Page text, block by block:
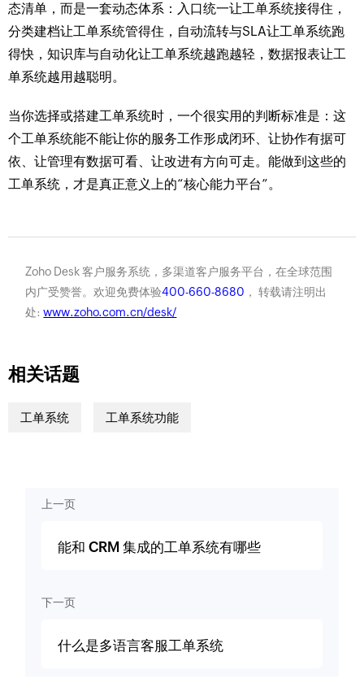
态清单，而是一套动态体系：入口统一让工单系统接得住，
分类建档让工单系统管得住，自动流转与SLA让工单系统跑
得快，知识库与自动化让工单系统越跑越轻，数据报表让工
单系统越用越聪明。
当你选择或搭建工单系统时，一个很实用的判断标准是：这
个工单系统能不能让你的服务工作形成闭环、让协作有据可
依、让管理有数据可看、让改进有方向可走。能做到这些的
工单系统，才是真正意义上的“核心能力平台”。
Zoho Desk 客户服务系统，多渠道客户服务平台，在全球范围
内广受赞誉。欢迎免费体验400-660-8680 ， 转载请注明出
处:www.zoho.com.cn/desk/
相关话题
工单系统 工单系统功能
上一页
能和 CRM 集成的工单系统有哪些
下一页
什么是多语言客服工单系统